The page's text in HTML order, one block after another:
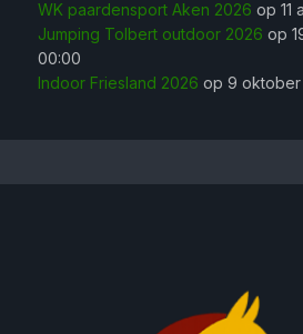
WK paardensport Aken 2026 op 11
Jumping Tolbert outdoor 2026 op
00:00
Indoor Friesland 2026 op 9